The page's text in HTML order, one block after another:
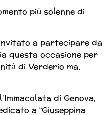
più solenne di
a partecipare da
questa occasione per
di Verderio ma,
di Genova,
a “Giuseppina